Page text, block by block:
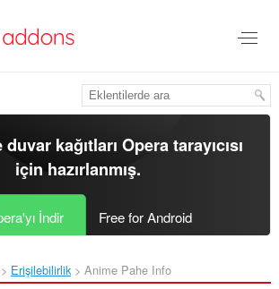
duvar kağıtlarıOpera tarayıcısı
için hazırlanmış.
İndir Free for Android
Erişilebilirlik Anime Pahe Info‎